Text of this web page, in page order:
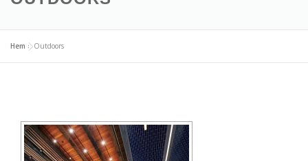
Hem »Outdoors